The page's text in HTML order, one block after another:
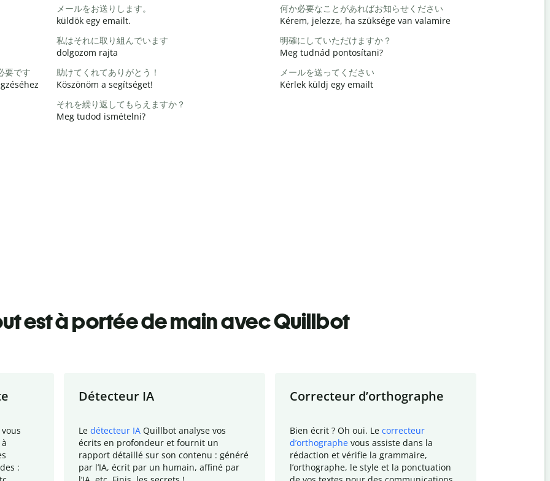
メールをお送りします。
küldök egy emailt.
何か必要なことがあればお知らせください
Kérem, jelezze, ha szüksége van valamire
私はそれに取り組んでいます
dolgozom rajta
明確にしていただけますか？
Meg tudnád pontosítani?
要です
助けてくれてありがとう！
Köszönöm a segítséget!
メールを送ってください
Kérlek küldj egy emailt
それを繰り返してもらえますか？
Meg tudod ismételni?
est à portée de main avec Quillbot
:
Détecteur IA
Le détecteur IA Quillbot analyse vos
écrits en profondeur et fournit un
rapport détaillé sur son contenu : généré
par l’IA, écrit par un humain, affiné par
Correcteur d’orthographe
Bien écrit ? Oh oui. Le correcteur
d’orthographe vous assiste dans la
rédaction et vérifie la grammaire,
l’orthographe, le style et la ponctuation